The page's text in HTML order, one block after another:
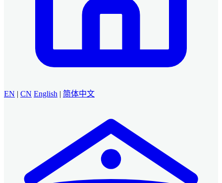
EN | CN English | 简体中文